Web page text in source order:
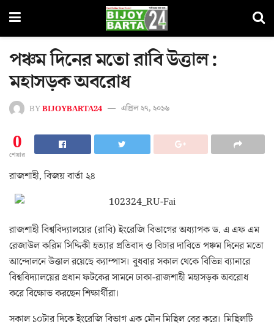
পঞ্চম দিনের মতো রাবি উত্তাল :
মহাসড়ক অবরোধ
BYBIJOYBARTA24 এপ্রিল ২৭, ২০১৬
0
শেয়ার
রাজশাহী, বিজয় বার্তা ২৪
রাজশাহী বিশ্ববিদ্যালয়ের (রাবি) ইংরেজি বিভাগের অধ্যাপক ড. এ এফ এম
রেজাউল করিম সিদ্দিকী হত্যার প্রতিবাদ ও বিচার দাবিতে পঞ্চম দিনের মতো
আন্দোলনে উত্তাল রয়েছে ক্যাম্পাস। বুধবার সকাল থেকে বিভিন্ন ব্যানারে
বিশ্ববিদ্যালয়ের প্রধান ফটকের সামনে ঢাকা-রাজশাহী মহাসড়ক অবরোধ
করে বিক্ষোভ করছেন শিক্ষার্থীরা।
সকাল ১০টার দিকে ইংরেজি বিভাগ এক মৌন মিছিল বের করে। মিছিলটি